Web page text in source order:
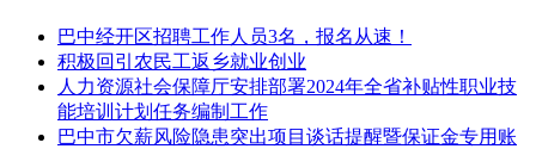
巴中经开区招聘工作人员3名，报名从速！
积极回引农民工返乡就业创业
人力资源社会保障厅安排部署2024年全省补贴性职业技
能培训计划任务编制工作
巴中市欠薪风险隐患突出项目谈话提醒暨保证金专用账